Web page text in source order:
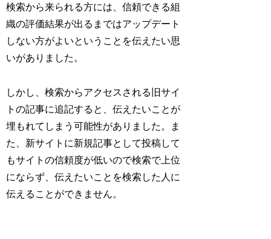
検索から来られる方には、信頼できる組
織の評価結果が出るまではアップデート
しない方がよいということを伝えたい思
いがありました。
しかし、検索からアクセスされる旧サイ
トの記事に追記すると、伝えたいことが
埋もれてしまう可能性がありました。ま
た、新サイトに新規記事として投稿して
もサイトの信頼度が低いので検索で上位
にならず、伝えたいことを検索した人に
伝えることができません。